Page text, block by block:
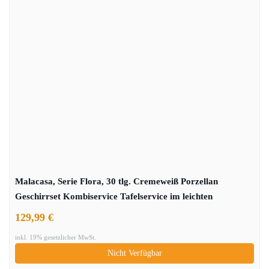
Malacasa, Serie Flora, 30 tlg. Cremeweiß Porzellan
Geschirrset Kombiservice Tafelservice im leichten
Dessertteller, 6 Suppenteller und 6 Flachteller
129,99 €
inkl. 19% gesetzlicher MwSt.
Nicht Verfügbar